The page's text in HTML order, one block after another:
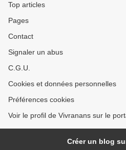
Top articles
Pages
Contact
Signaler un abus
C.G.U.
Cookies et données personnelles
Préférences cookies
Voir le profil de Vivranans sur le
Créer un blog